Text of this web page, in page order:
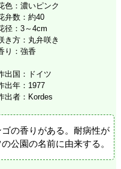
色：濃いピンク
弁数：約40
径：3～4cm
き方：丸弁咲き
り：強香
出国：ドイツ
出年：1977
出者：Kordes
の香りがある。耐病性が
公園の名前に由来する。